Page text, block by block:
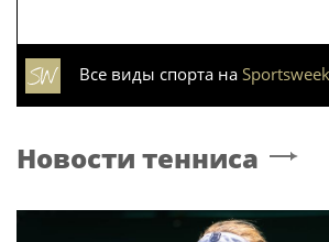
Все виды спорта на
Новости тенниса